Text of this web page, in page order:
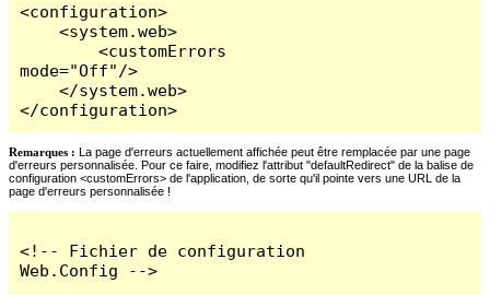
<configuration>
    <system.web>
        <customErrors
mode="Off"/>
    </system.web>
</configuration>
Remarques : La page d'erreurs actuellement affichée peut être remplacée par une page
d'erreurs personnalisée. Pour ce faire, modifiez l'attribut "defaultRedirect" de la balise de
configuration <customErrors> de l'application, de sorte qu'il pointe vers une URL de la
page d'erreurs personnalisée !
<!-- Fichier de configuration
Web.Config -->